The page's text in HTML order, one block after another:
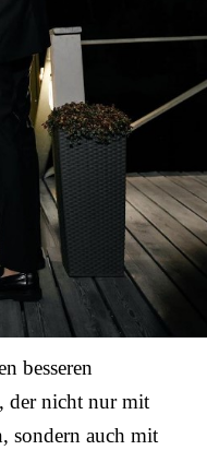
besseren
der nicht nur mit
sondern auch mit